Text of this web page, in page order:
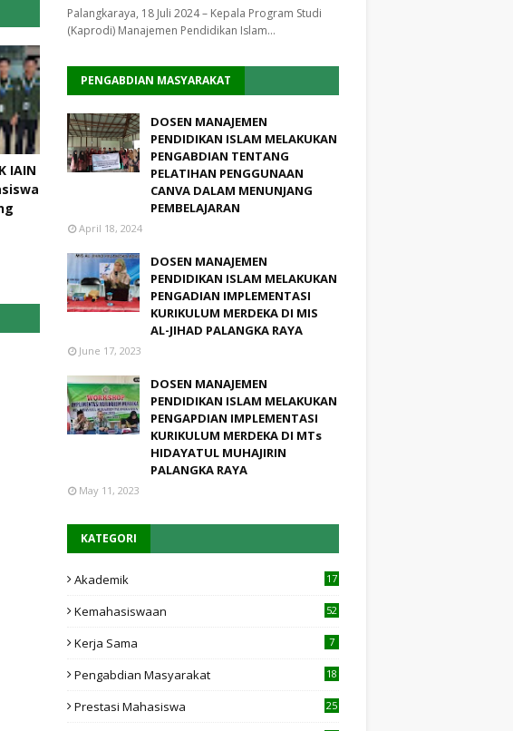
IAIN
Palangkaraya, 18 Juli 2024 – Kepala Program Studi
(Kaprodi) Manajemen Pendidikan Islam…
PENGABDIAN MASYARAKAT
DOSEN MANAJEMEN
PENDIDIKAN ISLAM MELAKUKAN
PENGABDIAN TENTANG
PELATIHAN PENGGUNAAN
CANVA DALAM MENUNJANG
PEMBELAJARAN
April 18, 2024
DOSEN MANAJEMEN
PENDIDIKAN ISLAM MELAKUKAN
PENGADIAN IMPLEMENTASI
KURIKULUM MERDEKA DI MIS
AL-JIHAD PALANGKA RAYA
June 17, 2023
DOSEN MANAJEMEN
PENDIDIKAN ISLAM MELAKUKAN
PENGAPDIAN IMPLEMENTASI
KURIKULUM MERDEKA DI MTs
HIDAYATUL MUHAJIRIN
PALANGKA RAYA
May 11, 2023
KATEGORI
Akademik
17
Kemahasiswaan 52
Kerja Sama 7
Pengabdian Masyarakat 18
Prestasi Mahasiswa 25